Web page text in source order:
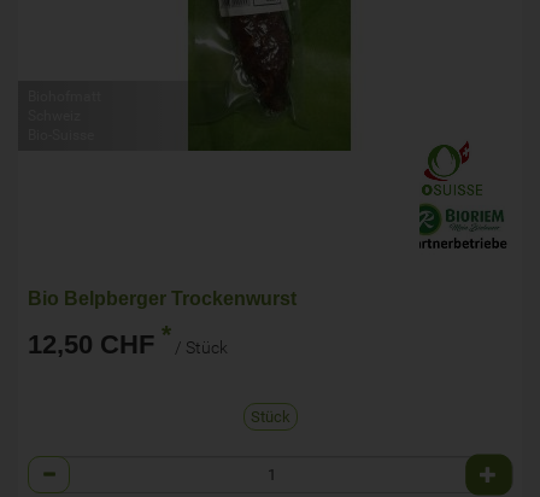
Bio Belpberger Trockenwurst
12,50 CHF * / Stück
Stück
Anzahl